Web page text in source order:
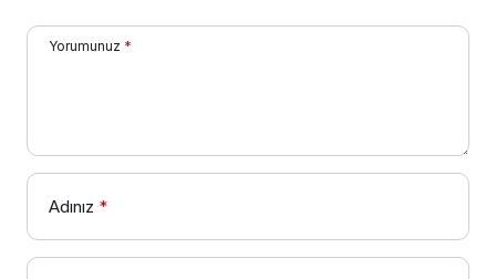
Yorumunuz *
Adınız *